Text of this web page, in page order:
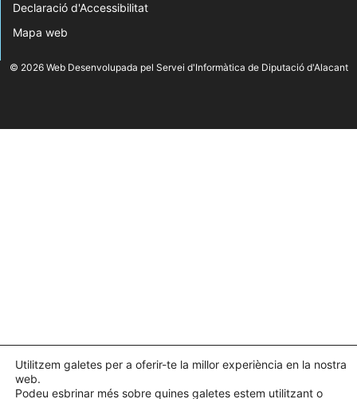
Declaració d'Accessibilitat
Mapa web
© 2026 Web Desenvolupada pel Servei d'Informàtica de Diputació d'Alacant
Utilitzem galetes per a oferir-te la millor experiència en la nostra
web.
Podeu esbrinar més sobre quines galetes estem utilitzant o